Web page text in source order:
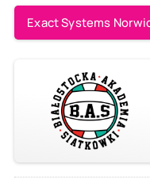
Exact Systems